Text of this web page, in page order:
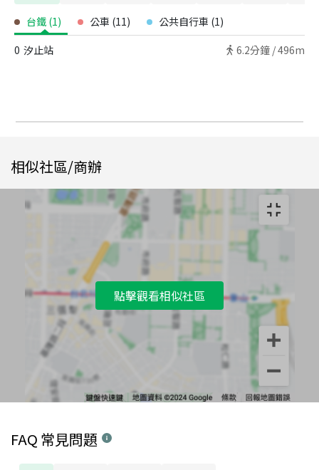
台鐵 (1) 公車 (11) 公共自行車 (1)
0 汐止站 6.2分鐘 /496m
相似社區/商辦
點擊觀看相似社區
FAQ 常見問題